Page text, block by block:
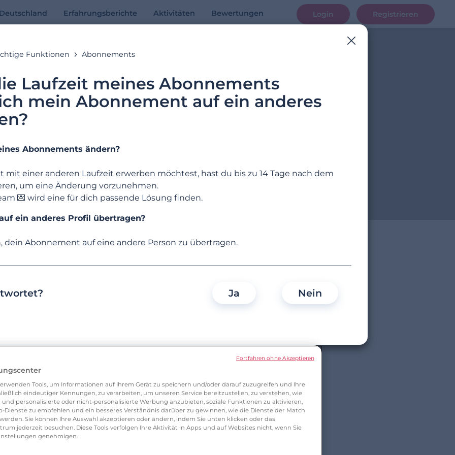
Erfahrungsberichte Aktivitäten Bewertungen Login Registrieren
Online-Hilfe
Antworten auf deine Fragen
Suchbeispiele: « Abonnement », «E-Mail Adresse », « Registrierung »
KATEGORIEN HÄUFIG GESTELLTE FRAGEN
Funktionen Abonnements
Laufzeit meines Abonnements
mein Abonnement auf ein anderes
Abonnements ändern?
einer anderen Laufzeit erwerben möchtest, hast du bis zu 14 Tage nach dem
um eine Änderung vorzunehmen.
💌 wird eine für dich passende Lösung finden.
ein anderes Profil übertragen?
dein Abonnement auf eine andere Person zu übertragen.
Ja Nein
Tools, um Informationen auf Ihrem Gerät zu speichern und/oder darauf zuzugreifen und Ihre
eindeutiger Kennungen, zu verarbeiten, um unseren Service bereitzustellen, zu verstehen, wie
personalisierte oder nicht-personalisierte Werbung anzubieten, soziale Funktionen zu aktivieren,
Dienste zu empfehlen und ein besseres Verständnis darüber zu gewinnen, wie die Dienste der Match
Sie können Ihre Auswahl akzeptieren oder ändern, indem Sie unten klicken oder das
jederzeit besuchen. Diese Tools verfolgen Ihre Aktivität in Apps und auf Websites nicht, wenn Sie
genehmigen.
Fortfahren ohne Akzeptieren